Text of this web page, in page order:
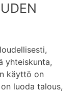
yhteiskunta,
käyttö on
luoda talous,